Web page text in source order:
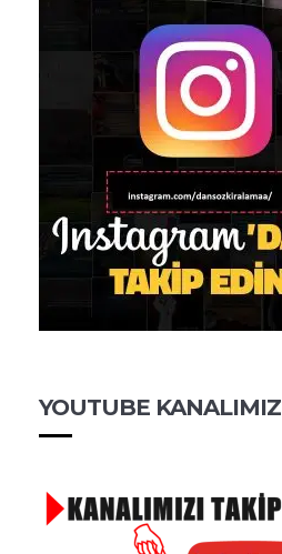
YOUTUBE KANALIMIZ